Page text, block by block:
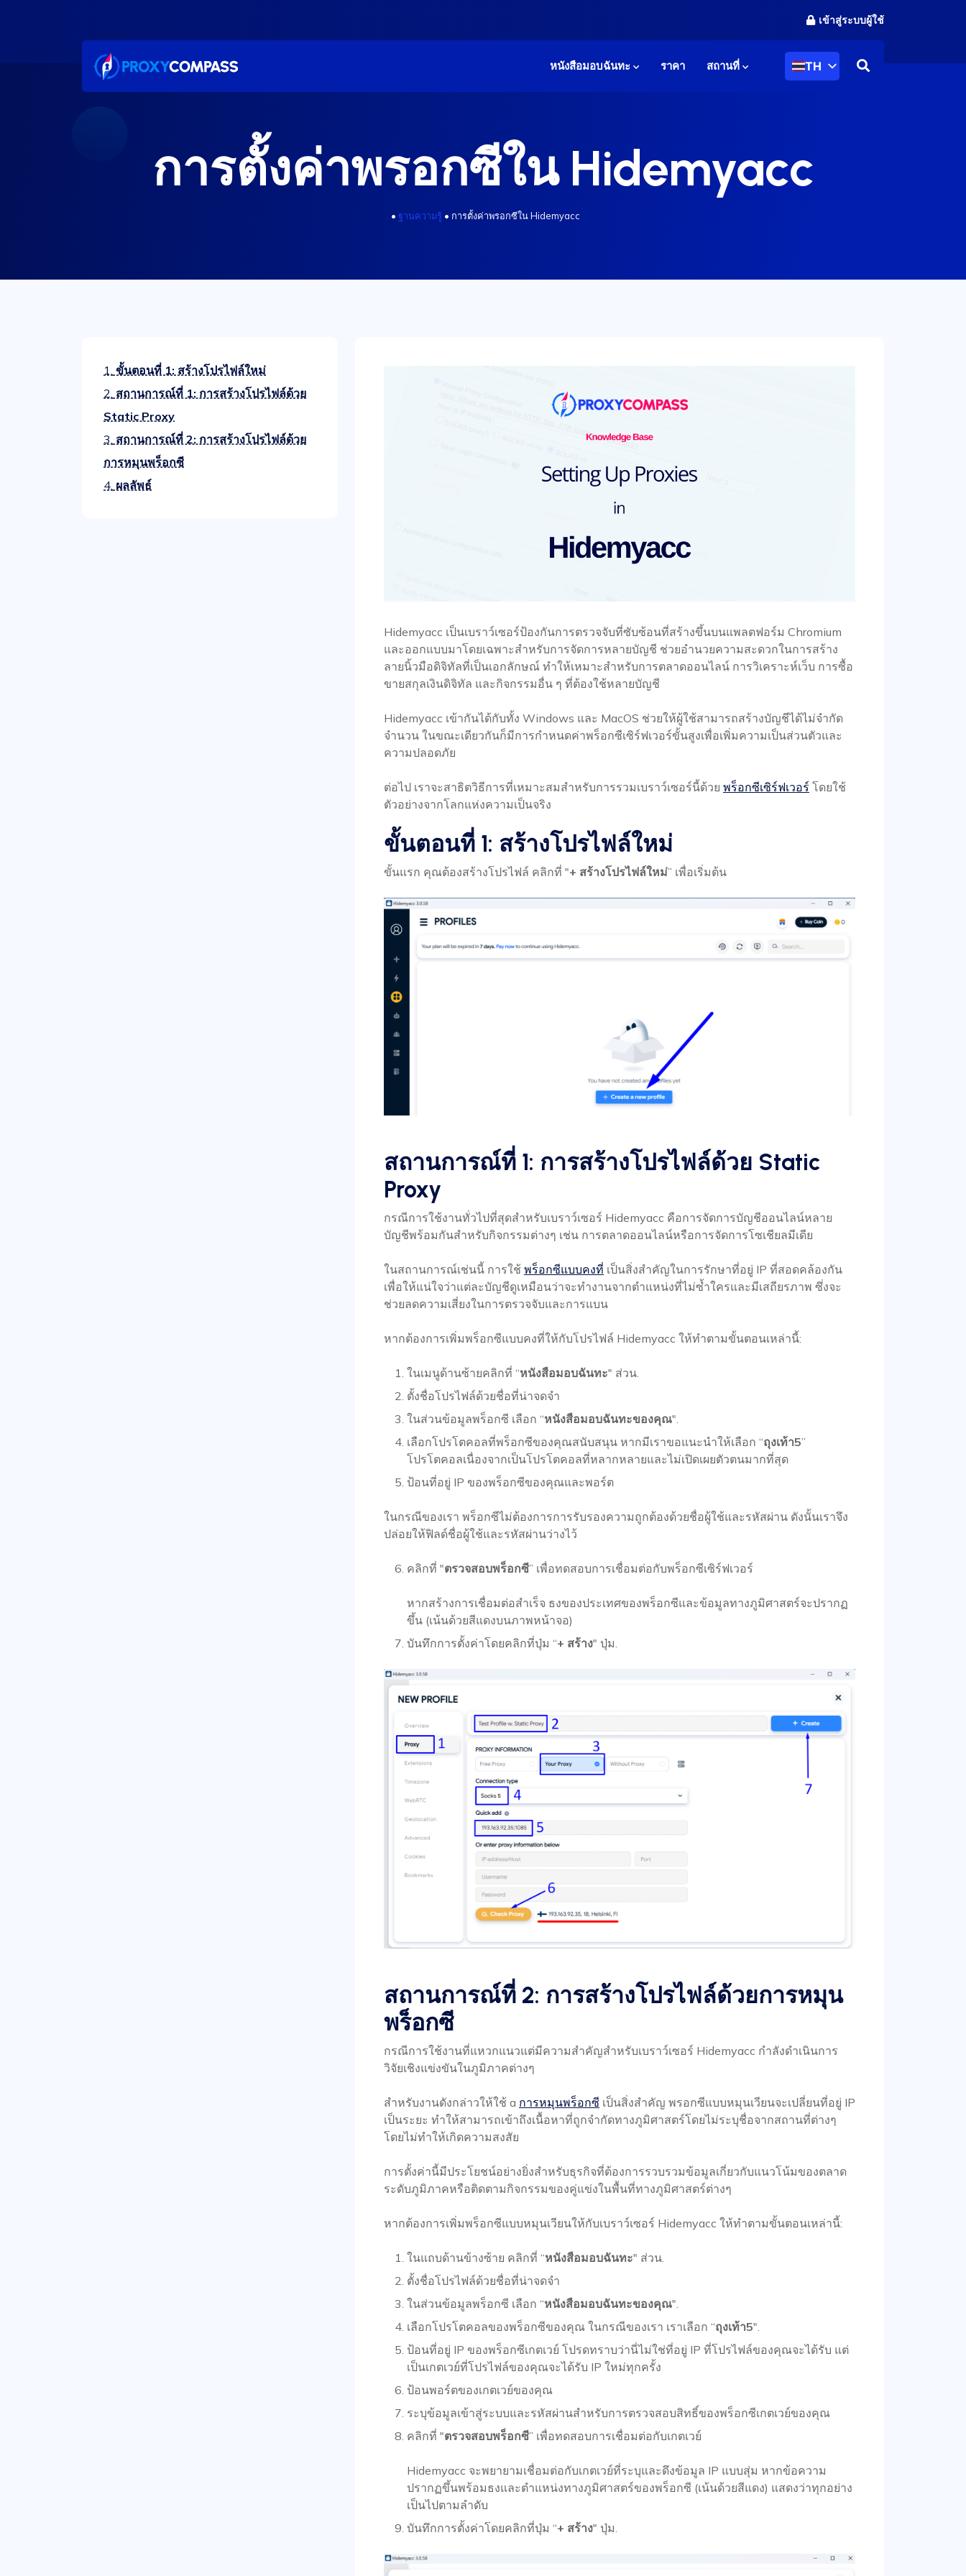
เข้าสู่ระบบผู้ใช้
หนังสือมอบฉันทะ ราคา สถานที่ TH
การตั้งค่าพรอกซีใน Hidemyacc
• ฐานความรู้• การตั้งค่าพรอกซีใน Hidemyacc
1. ขั้นตอนที่ 1: สร้างโปรไฟล์ใหม่
2. สถานการณ์ที่ 1: การสร้างโปรไฟล์ด้วย
Static Proxy
3. สถานการณ์ที่ 2: การสร้างโปรไฟล์ด้วย
การหมุนพร็อกซี
4. ผลลัพธ์
Hidemyacc เป็นเบราว์เซอร์ป้องกันการตรวจจับที่ซับซ้อนที่สร้างขึ้นบนแพลตฟอร์ม Chromium
และออกแบบมาโดยเฉพาะสำหรับการจัดการหลายบัญชี ช่วยอำนวยความสะดวกในการสร้าง
ลายนิ้วมือดิจิทัลที่เป็นเอกลักษณ์ ทำให้เหมาะสำหรับการตลาดออนไลน์ การวิเคราะห์เว็บ การซื้อ
ขายสกุลเงินดิจิทัล และกิจกรรมอื่น ๆ ที่ต้องใช้หลายบัญชี
Hidemyacc เข้ากันได้กับทั้ง Windows และ MacOS ช่วยให้ผู้ใช้สามารถสร้างบัญชีได้ไม่จำกัด
จำนวน ในขณะเดียวกันก็มีการกำหนดค่าพร็อกซีเซิร์ฟเวอร์ขั้นสูงเพื่อเพิ่มความเป็นส่วนตัวและ
ความปลอดภัย
ต่อไป เราจะสาธิตวิธีการที่เหมาะสมสำหรับการรวมเบราว์เซอร์นี้ด้วย พร็อกซีเซิร์ฟเวอร์ โดยใช้
ตัวอย่างจากโลกแห่งความเป็นจริง
ขั้นตอนที่ 1: สร้างโปรไฟล์ใหม่
ขั้นแรก คุณต้องสร้างโปรไฟล์ คลิกที่ "+ สร้างโปรไฟล์ใหม่” เพื่อเริ่มต้น
สถานการณ์ที่ 1: การสร้างโปรไฟล์ด้วย Static
Proxy
กรณีการใช้งานทั่วไปที่สุดสำหรับเบราว์เซอร์ Hidemyacc คือการจัดการบัญชีออนไลน์หลาย
บัญชีพร้อมกันสำหรับกิจกรรมต่างๆ เช่น การตลาดออนไลน์หรือการจัดการโซเชียลมีเดีย
ในสถานการณ์เช่นนี้ การใช้ พร็อกซีแบบคงที่ เป็นสิ่งสำคัญในการรักษาที่อยู่ IP ที่สอดคล้องกัน
เพื่อให้แน่ใจว่าแต่ละบัญชีดูเหมือนว่าจะทำงานจากตำแหน่งที่ไม่ซ้ำใครและมีเสถียรภาพ ซึ่งจะ
ช่วยลดความเสี่ยงในการตรวจจับและการแบน
หากต้องการเพิ่มพร็อกซีแบบคงที่ให้กับโปรไฟล์ Hidemyacc ให้ทำตามขั้นตอนเหล่านี้:
ในเมนูด้านซ้ายคลิกที่ “หนังสือมอบฉันทะ" ส่วน.
ตั้งชื่อโปรไฟล์ด้วยชื่อที่น่าจดจำ
ในส่วนข้อมูลพร็อกซี เลือก “หนังสือมอบฉันทะของคุณ".
เลือกโปรโตคอลที่พร็อกซีของคุณสนับสนุน หากมีเราขอแนะนำให้เลือก “ถุงเท้า5”
โปรโตคอลเนื่องจากเป็นโปรโตคอลที่หลากหลายและไม่เปิดเผยตัวตนมากที่สุด
ป้อนที่อยู่ IP ของพร็อกซีของคุณและพอร์ต
ในกรณีของเรา พร็อกซีไม่ต้องการการรับรองความถูกต้องด้วยชื่อผู้ใช้และรหัสผ่าน ดังนั้นเราจึง
ปล่อยให้ฟิลด์ชื่อผู้ใช้และรหัสผ่านว่างไว้
คลิกที่ "ตรวจสอบพร็อกซี” เพื่อทดสอบการเชื่อมต่อกับพร็อกซีเซิร์ฟเวอร์
หากสร้างการเชื่อมต่อสำเร็จ ธงของประเทศของพร็อกซีและข้อมูลทางภูมิศาสตร์จะปรากฏ
ขึ้น (เน้นด้วยสีแดงบนภาพหน้าจอ)
บันทึกการตั้งค่าโดยคลิกที่ปุ่ม “+ สร้าง" ปุ่ม.
สถานการณ์ที่ 2: การสร้างโปรไฟล์ด้วยการหมุน
พร็อกซี
กรณีการใช้งานที่แหวกแนวแต่มีความสำคัญสำหรับเบราว์เซอร์ Hidemyacc กำลังดำเนินการ
วิจัยเชิงแข่งขันในภูมิภาคต่างๆ
สำหรับงานดังกล่าวให้ใช้ a การหมุนพร็อกซี เป็นสิ่งสำคัญ พรอกซีแบบหมุนเวียนจะเปลี่ยนที่อยู่ IP
เป็นระยะ ทำให้สามารถเข้าถึงเนื้อหาที่ถูกจำกัดทางภูมิศาสตร์โดยไม่ระบุชื่อจากสถานที่ต่างๆ
โดยไม่ทำให้เกิดความสงสัย
การตั้งค่านี้มีประโยชน์อย่างยิ่งสำหรับธุรกิจที่ต้องการรวบรวมข้อมูลเกี่ยวกับแนวโน้มของตลาด
ระดับภูมิภาคหรือติดตามกิจกรรมของคู่แข่งในพื้นที่ทางภูมิศาสตร์ต่างๆ
หากต้องการเพิ่มพร็อกซีแบบหมุนเวียนให้กับเบราว์เซอร์ Hidemyacc ให้ทำตามขั้นตอนเหล่านี้:
ในแถบด้านข้างซ้าย คลิกที่ “หนังสือมอบฉันทะ" ส่วน.
ตั้งชื่อโปรไฟล์ด้วยชื่อที่น่าจดจำ
ในส่วนข้อมูลพร็อกซี เลือก “หนังสือมอบฉันทะของคุณ".
เลือกโปรโตคอลของพร็อกซีของคุณ ในกรณีของเรา เราเลือก “ถุงเท้า5".
ป้อนที่อยู่ IP ของพร็อกซีเกตเวย์ โปรดทราบว่านี่ไม่ใช่ที่อยู่ IP ที่โปรไฟล์ของคุณจะได้รับ แต่
เป็นเกตเวย์ที่โปรไฟล์ของคุณจะได้รับ IP ใหม่ทุกครั้ง
ป้อนพอร์ตของเกตเวย์ของคุณ
ระบุข้อมูลเข้าสู่ระบบและรหัสผ่านสำหรับการตรวจสอบสิทธิ์ของพร็อกซีเกตเวย์ของคุณ
คลิกที่ "ตรวจสอบพร็อกซี” เพื่อทดสอบการเชื่อมต่อกับเกตเวย์
Hidemyacc จะพยายามเชื่อมต่อกับเกตเวย์ที่ระบุและดึงข้อมูล IP แบบสุ่ม หากข้อความ
ปรากฏขึ้นพร้อมธงและตำแหน่งทางภูมิศาสตร์ของพร็อกซี (เน้นด้วยสีแดง) แสดงว่าทุกอย่าง
เป็นไปตามลำดับ
บันทึกการตั้งค่าโดยคลิกที่ปุ่ม “+ สร้าง" ปุ่ม.